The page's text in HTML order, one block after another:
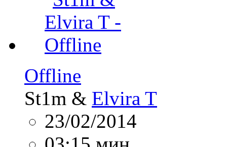
Offline
St1m & Elvira T
23/02/2014